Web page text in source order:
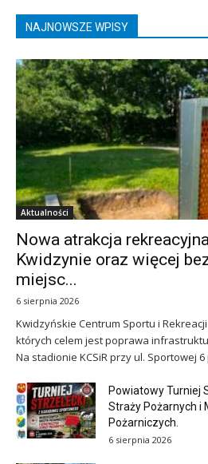
NAJNOWSZE WPISY
Aktualności
Nowa atrakcja
Kwidzynie oraz więcej
miejsc...
6 sierpnia 2026
Kwidzyńskie Centrum Sportu i
których celem jest poprawa
Na stadionie KCSiR przy ul. Sportowej
Powiatowy Turniej
Straży Pożarnych i
Pożarniczych.
6 sierpnia 2026